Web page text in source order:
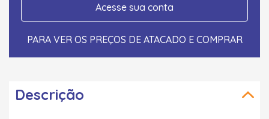
Acesse sua conta
PARA VER OS PREÇOS DE ATACADO E COMPRAR
Descrição